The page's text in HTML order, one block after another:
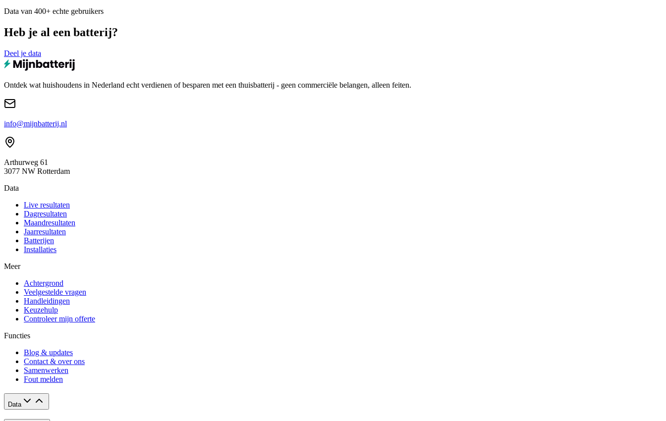
Data van 400+ echte gebruikers
Heb je al een batterij?
Deel je data
Ontdek wat huishoudens in Nederland echt verdienen of besparen met een thuisbatterij - geen commerciële belangen, alleen feiten.
info@mijnbatterij.nl
Arthurweg 61
3077 NW Rotterdam
Data
Live resultaten
Dagresultaten
Maandresultaten
Jaarresultaten
Batterijen
Installaties
Meer
Achtergrond
Veelgestelde vragen
Handleidingen
Keuzehulp
Controleer mijn offerte
Functies
Blog & updates
Contact & over ons
Samenwerken
Fout melden
Data